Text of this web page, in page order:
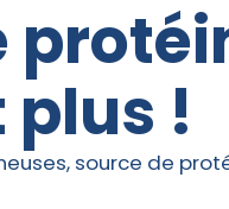
!
source de